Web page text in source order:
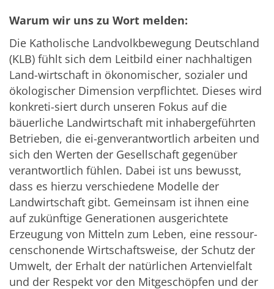
Warum wir uns zu Wort melden:
Die Katholische Landvolkbewegung Deutschland
(KLB) fühlt sich dem Leitbild einer nachhaltigen
Land-wirtschaft in ökonomischer, sozialer und
ökologischer Dimension verpflichtet. Dieses wird
konkreti-siert durch unseren Fokus auf die
bäuerliche Landwirtschaft mit inhabergeführten
Betrieben, die ei-genverantwortlich arbeiten und
sich den Werten der Gesellschaft gegenüber
verantwortlich fühlen. Dabei ist uns bewusst,
dass es hierzu verschiedene Modelle der
Landwirtschaft gibt. Gemeinsam ist ihnen eine
auf zukünftige Generationen ausgerichtete
Erzeugung von Mitteln zum Leben, eine ressour-
censchonende Wirtschaftsweise, der Schutz der
Umwelt, der Erhalt der natürlichen Artenvielfalt
und der Respekt vor den Mitgeschöpfen und der